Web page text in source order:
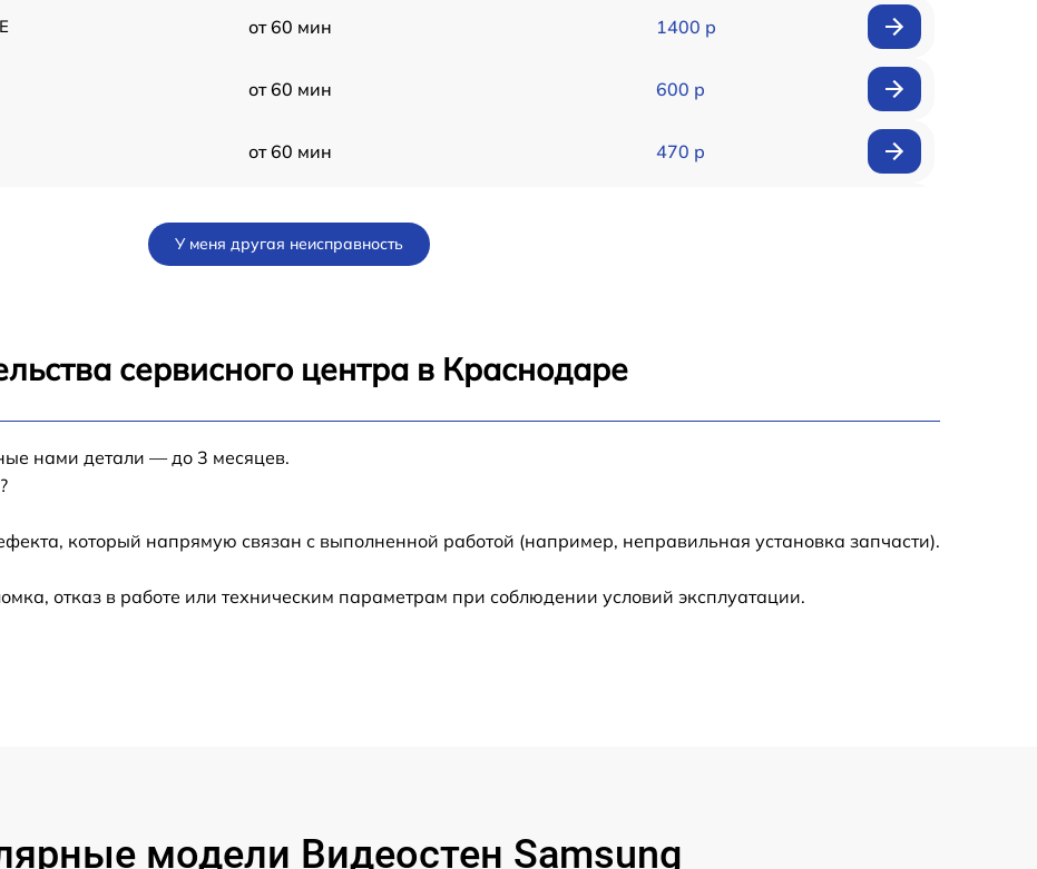
от 60 мин 1400 р
от 60 мин 600 р
от 60 мин 470 р
E от 60 мин
У меня другая неисправность
сервисного центра в Краснодаре
нами детали — до 3 месяцев.
который напрямую связан с выполненной работой (например, неправильная установка запчасти).
отказ в работе или техническим параметрам при соблюдении условий эксплуатации.
модели Видеостен Samsung